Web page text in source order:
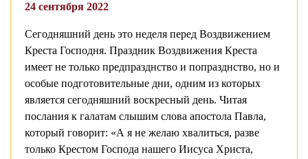
24 сентября 2022
Сегодняшний день это неделя перед Воздвижением
Креста Господня. Праздник Воздвижения Креста
имеет не только предпразднство и попразднство, но и
особые подготовительные дни, одним из которых
является сегодняшний воскресный день. Читая
послания к галатам слышим слова апостола Павла,
который говорит: «А я не желаю хвалиться, разве
только Крестом Господа нашего Иисуса Христа,